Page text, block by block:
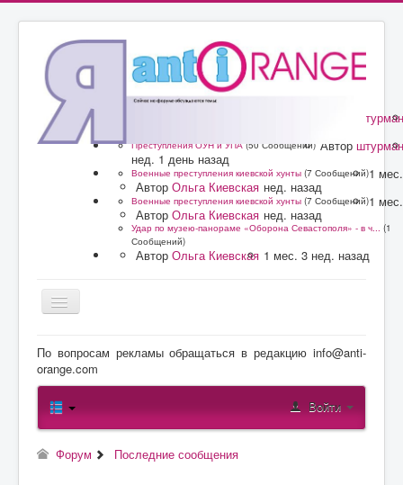
штурман
Преступления ОУН и УПА (50 Сообщений) Автор штурман
нед. 1 день назад
Военные преступления киевской хунты (7 Сообщений)
Автор Ольга Киевская
1
нед. назад
Военные преступления киевской хунты (7 Сообщений)
Автор Ольга Киевская
1
нед. назад
Удар по музею-панораме «Оборона Севастополя» - в ч...
(1
Сообщений)
Автор Ольга Киевская 1 мес. 3 нед. назад
Форум
О проекте
По вопросам рекламы обращаться в редакцию info@anti-
orange.com
Войти
Форум Последние сообщения